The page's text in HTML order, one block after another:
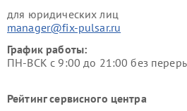
для юридических лиц
manager@fix-pulsar.ru
График работы:
ПН-ВСК с 9:00 до 21:00 без
Рейтинг сервисного центра